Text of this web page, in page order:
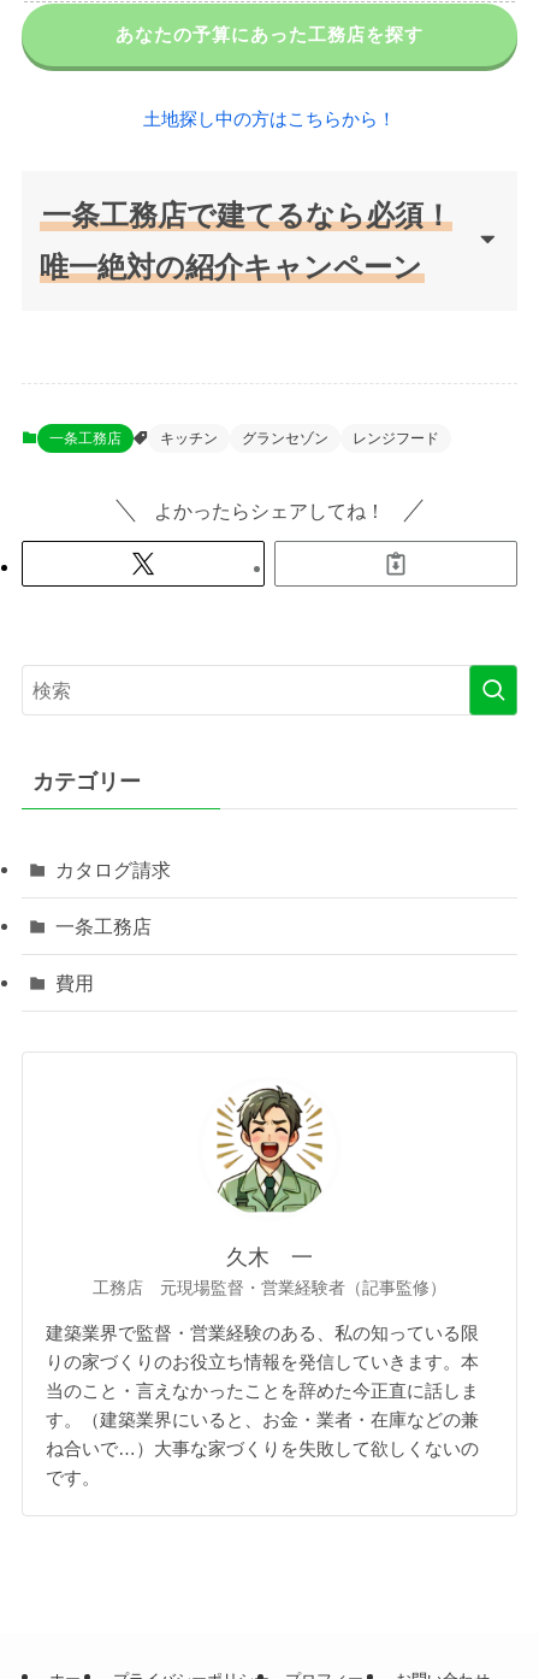
あなたの予算にあった工務店を探す
土地探し中の方はこちらから！
一条工務店で建てるなら必須！
唯一絶対の紹介キャンペーン
一条工務店 キッチン グランセゾン レンジフード
よかったらシェアしてね！
カテゴリー
カタログ請求
一条工務店
費用
久木 一
工務店 元現場監督・営業経験者（記事監修）
建築業界で監督・営業経験のある、私の知っている限
りの家づくりのお役立ち情報を発信していきます。本
当のこと・言えなかったことを辞めた今正直に話しま
す。（建築業界にいると、お金・業者・在庫などの兼
ね合いで…）大事な家づくりを失敗して欲しくないの
です。